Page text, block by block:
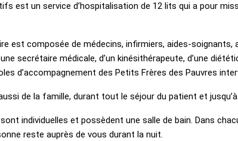
est un service d’hospitalisation de 12 lits qui a pour
est composée de médecins, infirmiers, aides-soignants,
secrétaire médicale, d’un kinésithérapeute, d’une
d’accompagnement des Petits Frères des Pauvres
de la famille, durant tout le séjour du patient et
individuelles et possèdent une salle de bain. Dans
reste auprès de vous durant la nuit.